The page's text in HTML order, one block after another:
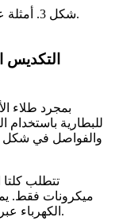
شكل 3.
التكديس
بمجرد طلاء
للبطارية
والفواصل في شكل
تتطلب كلتا
ميكرونات فقط.
الكهرباء عبر البطارية، مما يؤدي إلى أداء أقل أو عمر أقصر.